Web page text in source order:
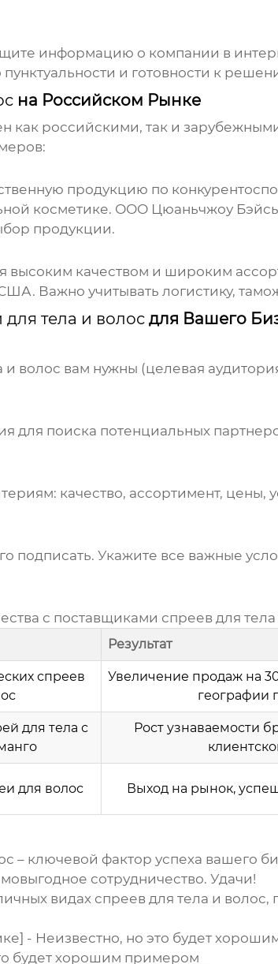
информацию о компании в
и готовности к
на Российском Рынке
как российскими, так и
продукцию по
косметике. ООО Цюаньчжоу
продукции.
высоким качеством и широким
Важно учитывать логистику,
тела и волосдля Вашего
и волос вам нужны (целевая
для поиска потенциальных
качество, ассортимент, цены,
подписать. Укажите все важные
с поставщиками спреев для
Результат
спреев
Увеличение продаж на
географии
для тела с
Рост узнаваемости
для волос Выход на рынок,
– ключевой фактор успеха вашего
сотрудничество. Удачи!
видах спреев для тела и волос,
- Неизвестно, но это будет
будет хорошим примером